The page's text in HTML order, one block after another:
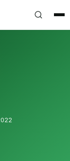
del